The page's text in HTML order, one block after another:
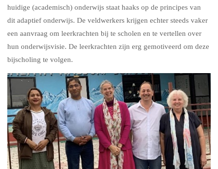
huidige (academisch) onderwijs staat haaks op de principes van
dit adaptief onderwijs. De veldwerkers krijgen echter steeds vaker
een aanvraag om leerkrachten bij te scholen en te vertellen over
hun onderwijsvisie. De leerkrachten zijn erg gemotiveerd om deze
bijscholing te volgen.